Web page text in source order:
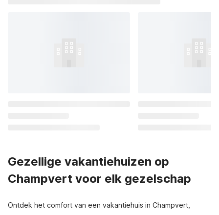
Gezellige vakantiehuizen op
Champvert voor elk gezelschap
Ontdek het comfort van een vakantiehuis in Champvert,